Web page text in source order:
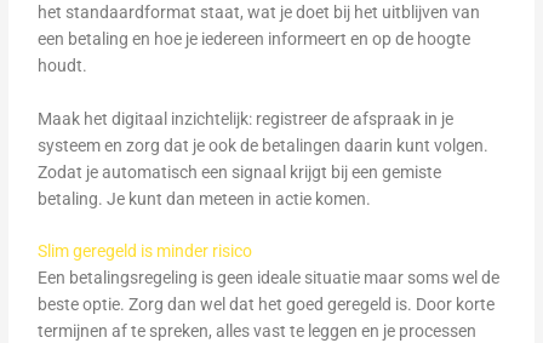
het standaardformat staat, wat je doet bij het uitblijven van
een betaling en hoe je iedereen informeert en op de hoogte
houdt.
Maak het digitaal inzichtelijk: registreer de afspraak in je
systeem en zorg dat je ook de betalingen daarin kunt volgen.
Zodat je automatisch een signaal krijgt bij een gemiste
betaling. Je kunt dan meteen in actie komen.
Slim geregeld is minder risico
Een betalingsregeling is geen ideale situatie maar soms wel de
beste optie. Zorg dan wel dat het goed geregeld is. Door korte
termijnen af te spreken, alles vast te leggen en je processen